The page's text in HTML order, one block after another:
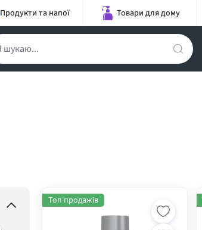
Продукти та напої Товари для дому
Топ продажів